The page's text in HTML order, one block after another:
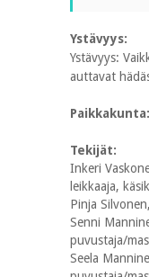
Ystävyys:
Ystävyys:
auttavat
Paikkakunta:
Tekijät:
Inkeri
leikkaaja,
Pinja
Senni
puvustaja/
Seela